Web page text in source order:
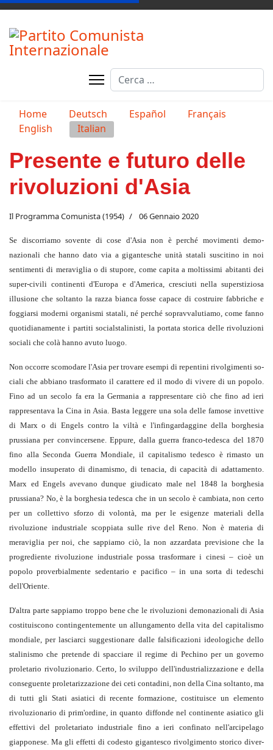
Cerca
Seleziona la tua lingua
Home Deutsch Español
Français
English
Italian
Presente e futuro delle
rivoluzioni d'Asia
Il Programma Comunista (1954) 06 Gennaio 2020
Se discorriamo sovente di cose d'Asia non è perché movimenti demo-
nazionali che hanno dato via a gigantesche unità sta­tali suscitino in noi
sentimenti di meravi­glia o di stupore, come capita a moltissimi abitanti dei
super-civili continenti d'Euro­pa e d'America, cresciuti nella superstizio­sa
illusione che soltanto la razza bianca fosse capace di costruire fabbriche e
foggiarsi moderni organismi statali, né perché sopravvalutiamo, come fanno
quotidiana­mente i partiti socialstalinisti, la portata sto­rica delle rivoluzioni
sociali che colà han­no avuto luogo.
Non occorre scomodare l'Asia per tro­vare esempi di repentini rivolgimenti so­
ciali che abbiano trasformato il carattere ed il modo di vivere di un popolo.
Fino ad un secolo fa era la Germania a rappresentare ciò che fino ad ieri
rappresentava la Cina in Asia. Basta leggere una sola delle famo­se invettive
di Marx o di Engels contro la viltà e l'infingardaggine della borghesia
prussiana per convincersene. Eppure, dal­la guerra franco-tedesca del 1870
fino alla Seconda Guerra Mondiale, il capitalismo tedesco è rimasto un
modello insuperato di dinamismo, di tenacia, di capacità di adattamento.
Marx ed Engels avevano dun­que giudicato male nel 1848 la borghesia
prussiana? No, è la borghesia tedesca che in un secolo è cambiata, non certo
per un collettivo sforzo di volontà, ma per le esi­genze materiali della
rivoluzione industriale scoppiata sulle rive del Reno. Non è mate­ria di
meraviglia per noi, che sappiamo ciò, la non azzardata previsione che la
progrediente rivoluzione industriale possa trasformare i cinesi – cioè un
popolo proverbialmente sedentario e pacifico – in una sorta di tedeschi
dell'Oriente.
D'altra parte sappiamo troppo bene che le rivoluzioni demonazionali di Asia
costi­tuiscono contingentemente un allungamen­to della vita del capitalismo
mondiale, per lasciarci suggestionare dalle falsificazioni ideologiche dello
stalinismo che pretende di spacciare il regime di Pechino per un go­verno
proletario rivoluzionario. Certo, lo sviluppo dell'industrializzazione e della
conseguente proletarizzazione dei ceti con­tadini, non della Cina soltanto, ma
di tutti gli Stati asiatici di recente formazione, co­stituisce un elemento
rivoluzionario di prim'ordine, in quanto diffonde nel conti­nente asiatico gli
effettivi del proletariato industriale fino a ieri confinato nell'arci­pelago
giapponese. Ma gli effetti di codesto gigantesco rivolgimento storico diver­